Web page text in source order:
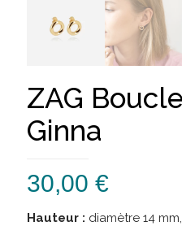
ZAG
Ginna
30,00 €
Hauteur : diamètre 14